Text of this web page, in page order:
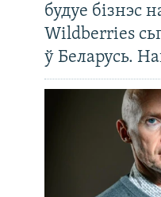
будуе бізнэс
Wildberries
ў Беларусь.